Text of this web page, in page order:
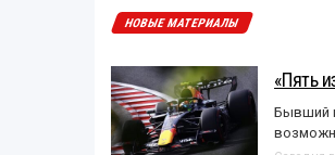
НОВЫЕ МАТЕРИАЛЫ
«Пять
Бывший